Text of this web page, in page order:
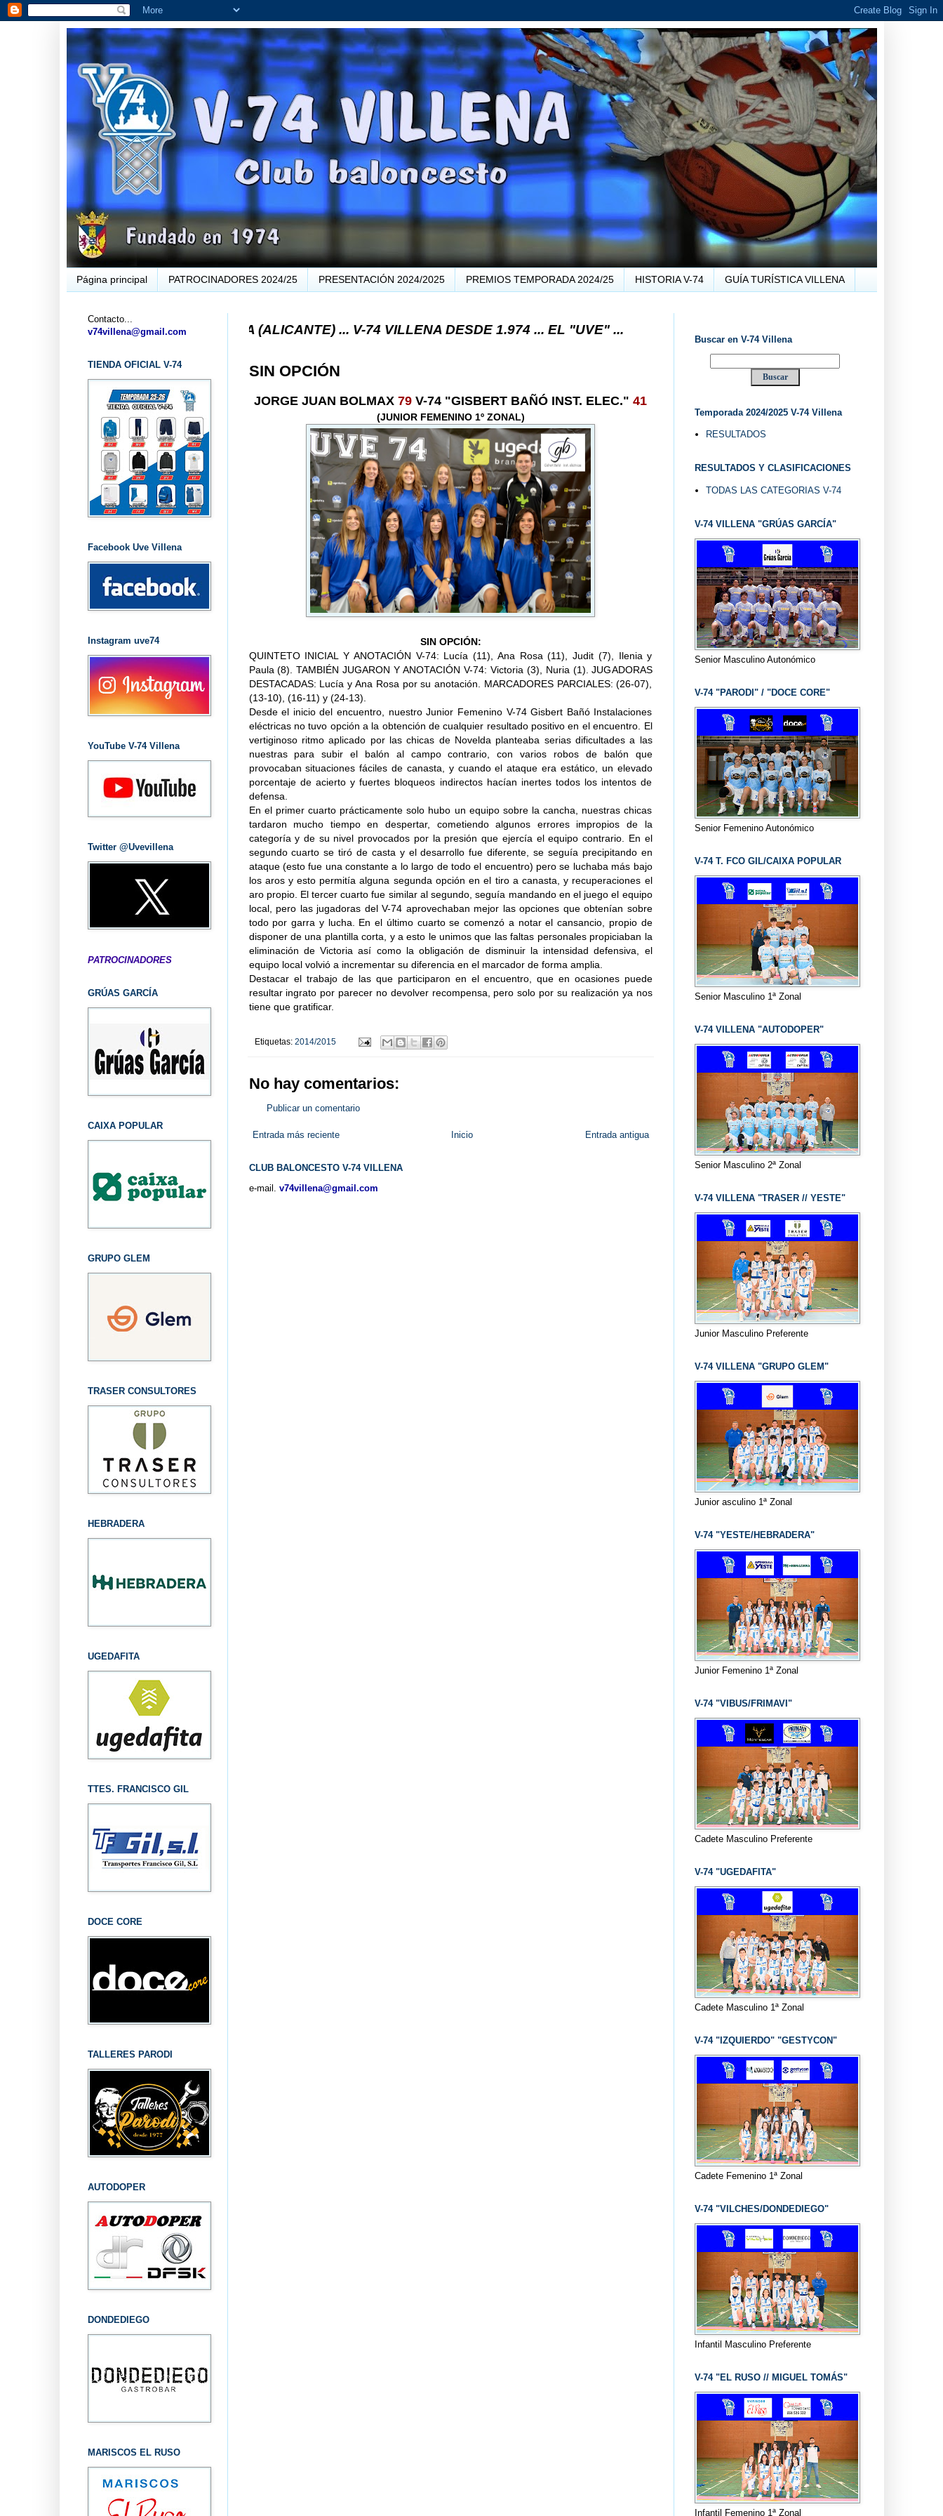
Página principal PATROCINADORES 2024/25 PRESENTACIÓN 2024/2025 PREMIOS TEMPORADA 2024/25 HISTORIA V-74 GUÍA TURÍSTICA VILLENA
V-74 VILLENA (ALICANTE) ... V-74 VILLENA DESDE 1.974 ... EL "UVE" ...
SIN OPCIÓN
JORGE JUAN BOLMAX 79 V-74 "GISBERT BAÑÓ INST. ELEC." 41
(JUNIOR FEMENINO 1º ZONAL)
SIN OPCIÓN:
QUINTETO INICIAL Y ANOTACIÓN V-74: Lucía (11), Ana Rosa (11), Judit (7), Ilenia y
Paula (8). TAMBIÉN JUGARON Y ANOTACIÓN V-74: Victoria (3), Nuria (1). JUGADORAS
DESTACADAS: Lucía y Ana Rosa por su anotación. MARCADORES PARCIALES: (26-07),
(13-10), (16-11) y (24-13).
Desde el inicio del encuentro, nuestro Junior Femenino V-74 Gisbert Bañó Instalaciones
eléctricas no tuvo opción a la obtención de cualquier resultado positivo en el encuentro. El
vertiginoso ritmo aplicado por las chicas de Novelda planteaba serias dificultades a las
nuestras para subir el balón al campo contrario, con varios robos de balón que
provocaban situaciones fáciles de canasta, y cuando el ataque era estático, un elevado
porcentaje de acierto y fuertes bloqueos indirectos hacían inertes todos los intentos de
defensa.
En el primer cuarto prácticamente solo hubo un equipo sobre la cancha, nuestras chicas
tardaron mucho tiempo en despertar, cometiendo algunos errores impropios de la
categoría y de su nivel provocados por la presión que ejercía el equipo contrario. En el
segundo cuarto se tiró de casta y el desarrollo fue diferente, se seguía precipitando en
ataque (esto fue una constante a lo largo de todo el encuentro) pero se luchaba más bajo
los aros y esto permitía alguna segunda opción en el tiro a canasta, y recuperaciones el
aro propio. El tercer cuarto fue similar al segundo, seguía mandando en el juego el equipo
local, pero las jugadoras del V-74 aprovechaban mejor las opciones que obtenían sobre
todo por garra y lucha. En el último cuarto se comenzó a notar el cansancio, propio de
disponer de una plantilla corta, y a esto le unimos que las faltas personales propiciaban la
eliminación de Victoria así como la obligación de disminuir la intensidad defensiva, el
equipo local volvió a incrementar su diferencia en el marcador de forma amplia.
Destacar el trabajo de las que participaron en el encuentro, que en ocasiones puede
resultar ingrato por parecer no devolver recompensa, pero solo por su realización ya nos
tiene que gratificar.
Etiquetas: 2014/2015
No hay comentarios:
Publicar un comentario
Entrada más reciente Entrada antigua
Inicio
CLUB BALONCESTO V-74 VILLENA
e-mail. v74villena@gmail.com
Contacto...
v74villena@gmail.com
TIENDA OFICIAL V-74
Facebook Uve Villena
Instagram uve74
YouTube V-74 Villena
Twitter @Uvevillena
PATROCINADORES
GRÚAS GARCÍA
CAIXA POPULAR
GRUPO GLEM
TRASER CONSULTORES
HEBRADERA
UGEDAFITA
TTES. FRANCISCO GIL
DOCE CORE
TALLERES PARODI
AUTODOPER
DONDEDIEGO
MARISCOS EL RUSO
Buscar en V-74 Villena
Temporada 2024/2025 V-74 Villena
RESULTADOS
RESULTADOS Y CLASIFICACIONES
TODAS LAS CATEGORIAS V-74
V-74 VILLENA "GRÚAS GARCÍA"
Senior Masculino Autonómico
V-74 "PARODI" / "DOCE CORE"
Senior Femenino Autonómico
V-74 T. FCO GIL/CAIXA POPULAR
Senior Masculino 1ª Zonal
V-74 VILLENA "AUTODOPER"
Senior Masculino 2ª Zonal
V-74 VILLENA "TRASER // YESTE"
Junior Masculino Preferente
V-74 VILLENA "GRUPO GLEM"
Junior asculino 1ª Zonal
V-74 "YESTE/HEBRADERA"
Junior Femenino 1ª Zonal
V-74 "VIBUS/FRIMAVI"
Cadete Masculino Preferente
V-74 "UGEDAFITA"
Cadete Masculino 1ª Zonal
V-74 "IZQUIERDO" "GESTYCON"
Cadete Femenino 1ª Zonal
V-74 "VILCHES/DONDEDIEGO"
Infantil Masculino Preferente
V-74 "EL RUSO // MIGUEL TOMÁS"
Infantil Femenino 1ª Zonal